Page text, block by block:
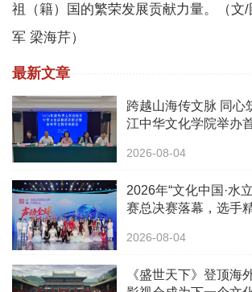
祖（籍）国的繁荣发展贡献力量。（文
军 梁海芹）
最新文章
跨越山海传文脉 同
江中华文化学院举办
2026-08-04
2026年“文化中国·水
赛总决赛落幕，选手
2026-08-04
《盛世天下》登顶海